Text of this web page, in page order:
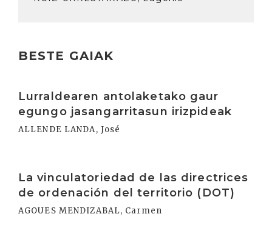
BESTE GAIAK
Lurraldearen antolaketako gaur
egungo jasangarritasun irizpideak
ALLENDE LANDA, José
La vinculatoriedad de las directrices
de ordenación del territorio (DOT)
AGOUES MENDIZABAL, Carmen